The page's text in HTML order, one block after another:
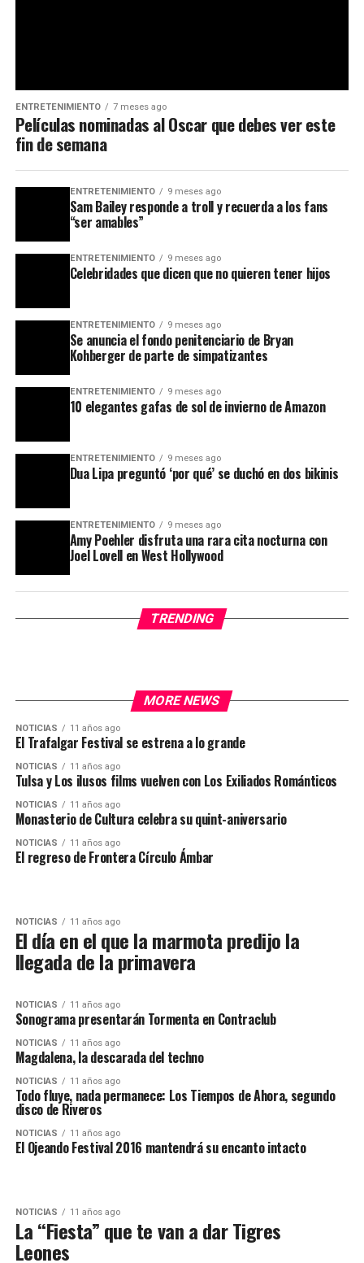
ENTRETENIMIENTO 7 meses ago
Películas nominadas al Oscar que debes ver este
fin de semana
ENTRETENIMIENTO 9 meses ago
Sam Bailey responde a troll y recuerda a los fans
“ser amables”
ENTRETENIMIENTO 9 meses ago
Celebridades que dicen que no quieren tener hijos
ENTRETENIMIENTO 9 meses ago
Se anuncia el fondo penitenciario de Bryan
Kohberger de parte de simpatizantes
ENTRETENIMIENTO 9 meses ago
10 elegantes gafas de sol de invierno de Amazon
ENTRETENIMIENTO 9 meses ago
Dua Lipa preguntó ‘por qué’ se duchó en dos bikinis
ENTRETENIMIENTO 9 meses ago
Amy Poehler disfruta una rara cita nocturna con
Joel Lovell en West Hollywood
TRENDING
MORE NEWS
NOTICIAS 11 años ago
El Trafalgar Festival se estrena a lo grande
NOTICIAS 11 años ago
Tulsa y Los ilusos films vuelven con Los Exiliados Románticos
NOTICIAS 11 años ago
Monasterio de Cultura celebra su quint-aniversario
NOTICIAS 11 años ago
El regreso de Frontera Círculo Ámbar
NOTICIAS 11 años ago
El día en el que la marmota predijo la
llegada de la primavera
NOTICIAS 11 años ago
Sonograma presentarán Tormenta en Contraclub
NOTICIAS 11 años ago
Magdalena, la descarada del techno
NOTICIAS 11 años ago
Todo fluye, nada permanece: Los Tiempos de Ahora, segundo
disco de Riveros
NOTICIAS 11 años ago
El Ojeando Festival 2016 mantendrá su encanto intacto
NOTICIAS 11 años ago
La “Fiesta” que te van a dar Tigres
Leones